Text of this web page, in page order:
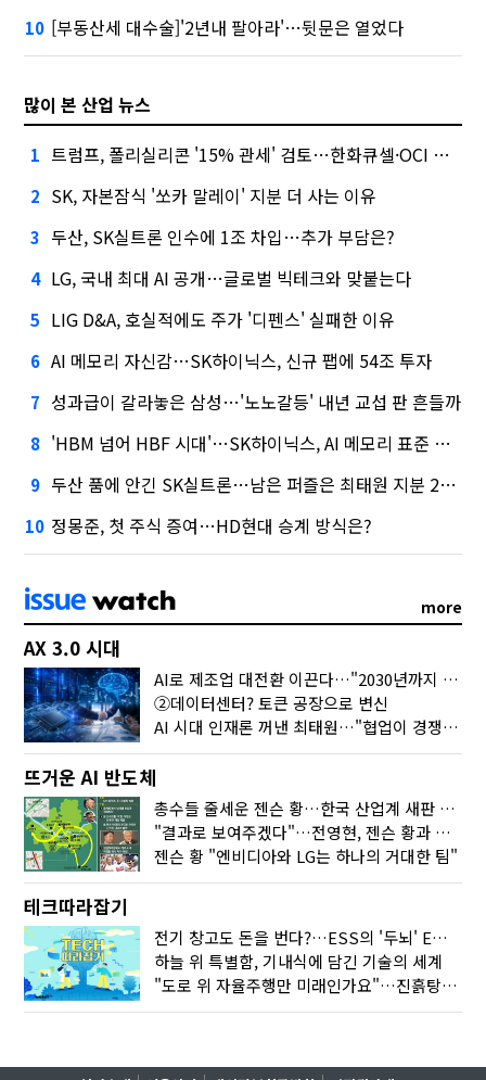
10 [부동산세 대수술]'2년내 팔아라'…뒷문은 열었다
많이 본 산업 뉴스
1 트럼프, 폴리실리콘 '15% 관세' 검토…한화큐셀·OCI 영향은?
2 SK, 자본잠식 '쏘카 말레이' 지분 더 사는 이유
3 두산, SK실트론 인수에 1조 차입…추가 부담은?
4 LG, 국내 최대 AI 공개…글로벌 빅테크와 맞붙는다
5 LIG D&A, 호실적에도 주가 '디펜스' 실패한 이유
6 AI 메모리 자신감…SK하이닉스, 신규 팹에 54조 투자
7 성과급이 갈라놓은 삼성…'노노갈등' 내년 교섭 판 흔들까
8 'HBM 넘어 HBF 시대'…SK하이닉스, AI 메모리 표준 선점 나섰다
9 두산 품에 안긴 SK실트론…남은 퍼즐은 최태원 지분 29.4%
10 정몽준, 첫 주식 증여…HD현대 승계 방식은?
more
AX 3.0 시대
AI로 제조업 대전환 이끈다…"2030년까지 민관합동 20조 투자"
②데이터센터? 토큰 공장으로 변신
AI 시대 인재론 꺼낸 최태원…"협업이 경쟁력"
뜨거운 AI 반도체
총수들 줄세운 젠슨 황…한국 산업계 새판 짰다
"결과로 보여주겠다"…전영현, 젠슨 황과 HBM5 논의
젠슨 황 "엔비디아와 LG는 하나의 거대한 팀"
테크따라잡기
전기 창고도 돈을 번다?…ESS의 '두뇌' EMO가 뭐길래
하늘 위 특별함, 기내식에 담긴 기술의 세계
"도로 위 자율주행만 미래인가요"…진흙탕서 길 내는 HD현대 AI 기술